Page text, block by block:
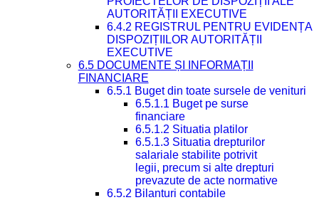
AUTORITĂȚII EXECUTIVE
6.4.2 REGISTRUL PENTRU EVIDENȚA
DISPOZIȚIILOR AUTORITĂȚII
EXECUTIVE
6.5 DOCUMENTE ȘI INFORMAȚII
FINANCIARE
6.5.1 Buget din toate sursele de venituri
6.5.1.1 Buget pe surse
financiare
6.5.1.2 Situatia platilor
6.5.1.3 Situatia drepturilor
salariale stabilite potrivit
legii, precum si alte drepturi
prevazute de acte normative
6.5.2 Bilanturi contabile